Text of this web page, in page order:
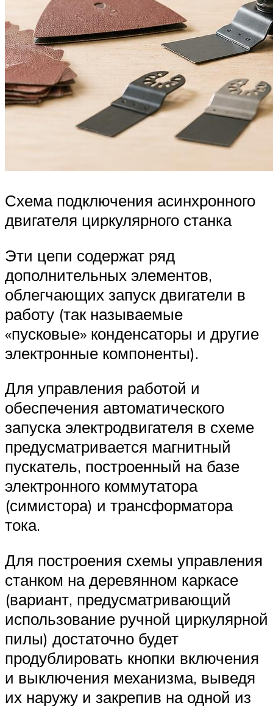
Схема подключения асинхронного
двигателя циркулярного станка
Эти цепи содержат ряд
дополнительных элементов,
облегчающих запуск двигатели в
работу (так называемые
«пусковые» конденсаторы и другие
электронные компоненты).
Для управления работой и
обеспечения автоматического
запуска электродвигателя в схеме
предусматривается магнитный
пускатель, построенный на базе
электронного коммутатора
(симистора) и трансформатора
тока.
Для построения схемы управления
станком на деревянном каркасе
(вариант, предусматривающий
использование ручной циркулярной
пилы) достаточно будет
продублировать кнопки включения
и выключения механизма, выведя
их наружу и закрепив на одной из